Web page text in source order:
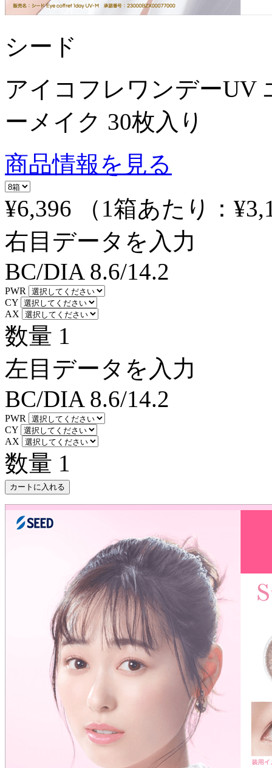
シード
アイコフレワンデーUV
ーメイク 30枚入り
商品情報を見る
¥6,396
（1箱あたり：
右目データを入力
BC/DIA 8.6/14.2
PWR
CY
AX
数量 1
左目データを入力
BC/DIA 8.6/14.2
PWR
CY
AX
数量 1
カートに入れる